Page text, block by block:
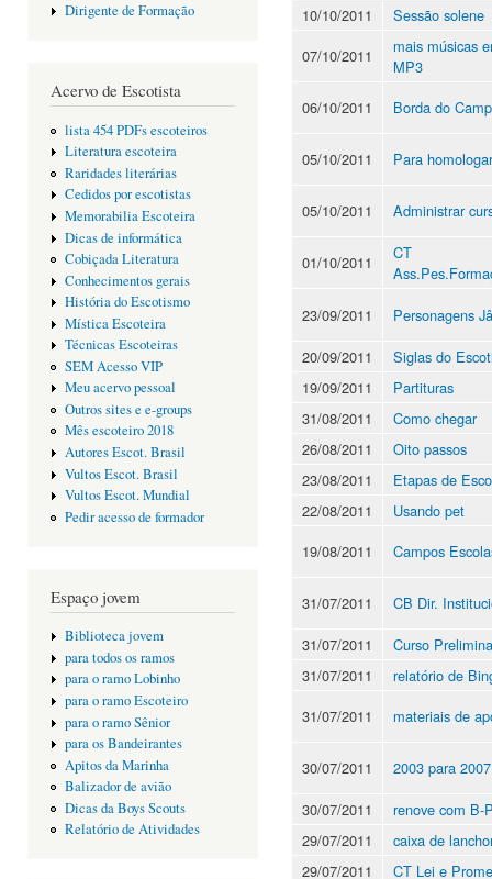
Dirigente de Formação
Acervo de Escotista
lista 454 PDFs escoteiros
Literatura escoteira
Raridades literárias
Cedidos por escotistas
Memorabilia Escoteira
Dicas de informática
Cobiçada Literatura
Conhecimentos gerais
História do Escotismo
Mística Escoteira
Técnicas Escoteiras
SEM Acesso VIP
Meu acervo pessoal
Outros sites e e-groups
Mês escoteiro 2018
Autores Escot. Brasil
Vultos Escot. Brasil
Vultos Escot. Mundial
Pedir acesso de formador
Espaço jovem
Biblioteca jovem
para todos os ramos
para o ramo Lobinho
para o ramo Escoteiro
para o ramo Sênior
para os Bandeirantes
Apitos da Marinha
Balizador de avião
Dicas da Boys Scouts
Relatório de Atividades
10/10/2011
Sessão solene
07/10/2011
mais músicas
MP3
06/10/2011
Borda do
05/10/2011 Para homologar
05/10/2011 Administrar
01/10/2011
CT
23/09/2011
Personagens
20/09/2011
Siglas do
19/09/2011
Partituras
31/08/2011
Como chegar
26/08/2011
Oito passos
23/08/2011
Etapas de
22/08/2011
Usando pet
19/08/2011
Campos
31/07/2011
CB Dir.
31/07/2011
Curso
31/07/2011
relatório de
31/07/2011
materiais de
30/07/2011
2003 para 2007
30/07/2011
renove com B-
29/07/2011
caixa de
29/07/2011
CT Lei e